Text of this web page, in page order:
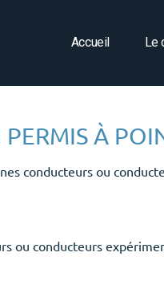
Accueil Le
À
conducteurs ou
ou conducteurs